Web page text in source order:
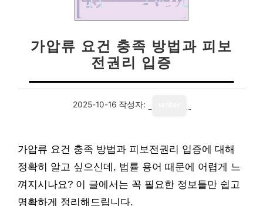
가압류 요건 충족 방법과 피보
전권리 입증
2025-10-16 작성자:
가압류 요건 충족 방법과 피보전권리 입증에 대해
정확히 알고 싶으신데, 법률 용어 때문에 어렵게 느
껴지시나요? 이 글에서는 꼭 필요한 정보들만 쉽고
명확하게 정리해드립니다.